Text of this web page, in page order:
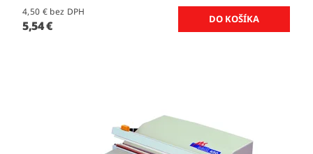
4,50 € bez DPH
5,54 €